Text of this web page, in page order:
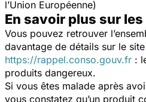
l’Union Européenne)
En savoir plus sur
Vous pouvez retrouver
davantage de détails sur le
https://rappel.conso.gouv.fr :
produits dangereux.
Si vous êtes malade après
vous constatez qu’un produit